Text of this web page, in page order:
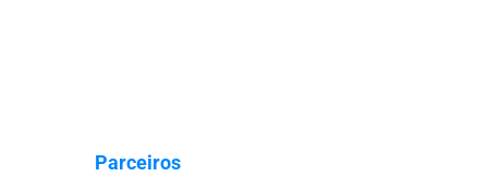
Parceiros